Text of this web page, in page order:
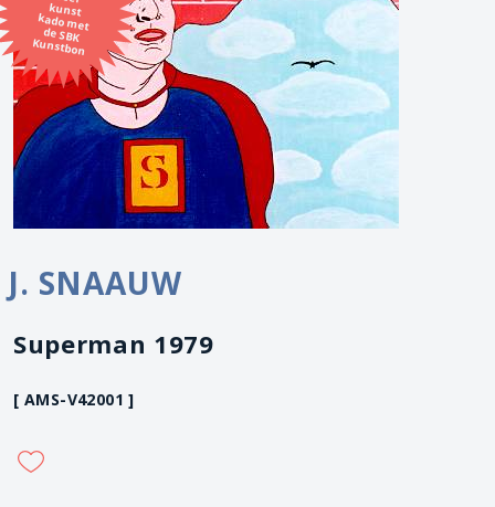
Kunstbon
J. SNAAUW
Superman 1979
[ AMS-V42001 ]